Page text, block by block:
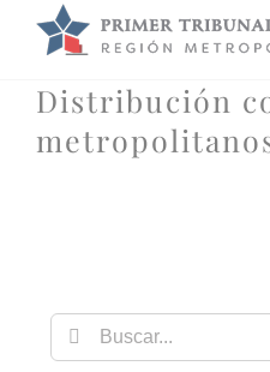
Distribución
Buscar: